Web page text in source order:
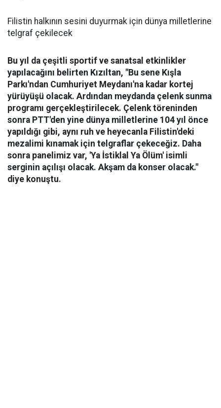
Filistin halkının sesini duyurmak için dünya milletlerine
telgraf çekilecek
Bu yıl da çeşitli sportif ve sanatsal etkinlikler
yapılacağını belirten Kızıltan, "Bu sene Kışla
Parkı'ndan Cumhuriyet Meydanı'na kadar kortej
yürüyüşü olacak. Ardından meydanda çelenk sunma
programı gerçekleştirilecek. Çelenk töreninden
sonra PTT'den yine dünya milletlerine 104 yıl önce
yapıldığı gibi, aynı ruh ve heyecanla Filistin'deki
mezalimi kınamak için telgraflar çekeceğiz. Daha
sonra panelimiz var, 'Ya İstiklal Ya Ölüm' isimli
serginin açılışı olacak. Akşam da konser olacak."
diye konuştu.